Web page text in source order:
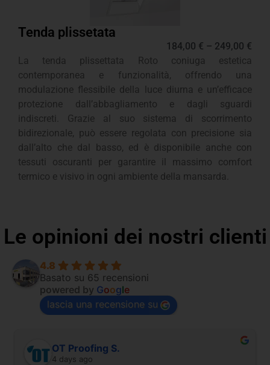
Tenda plissetata
184,00 € – 249,00 €
La tenda plissettata Roto coniuga estetica
contemporanea e funzionalità, offrendo una
modulazione flessibile della luce diurna e un’efficace
protezione dall’abbagliamento e dagli sguardi
indiscreti. Grazie al suo sistema di scorrimento
bidirezionale, può essere regolata con precisione sia
dall’alto che dal basso, ed è disponibile anche con
tessuti oscuranti per garantire il massimo comfort
termico e visivo in ogni ambiente della mansarda.
Le opinioni dei nostri clienti
4.8
Basato su 65 recensioni
powered by Google
lascia una recensione su
OT Proofing S.
4 days ago